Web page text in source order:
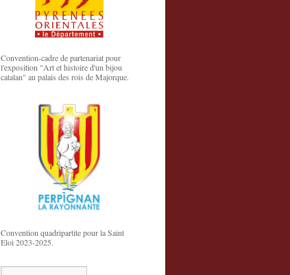
Convention-cadre de partenariat pour
l'exposition "Art et histoire d'un bijou
catalan" au palais des rois de Majorque.
Convention quadripartite pour la Saint
Eloi 2023-2025.